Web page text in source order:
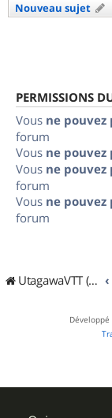
Nouveau sujet
PERMISSIONS
Vous ne pouvez
forum
Vous ne pouvez
Vous ne pouvez
forum
Vous ne pouvez
forum
UtagawaVTT (Randos VTT et VTTAE avec traces GPS)
Développé